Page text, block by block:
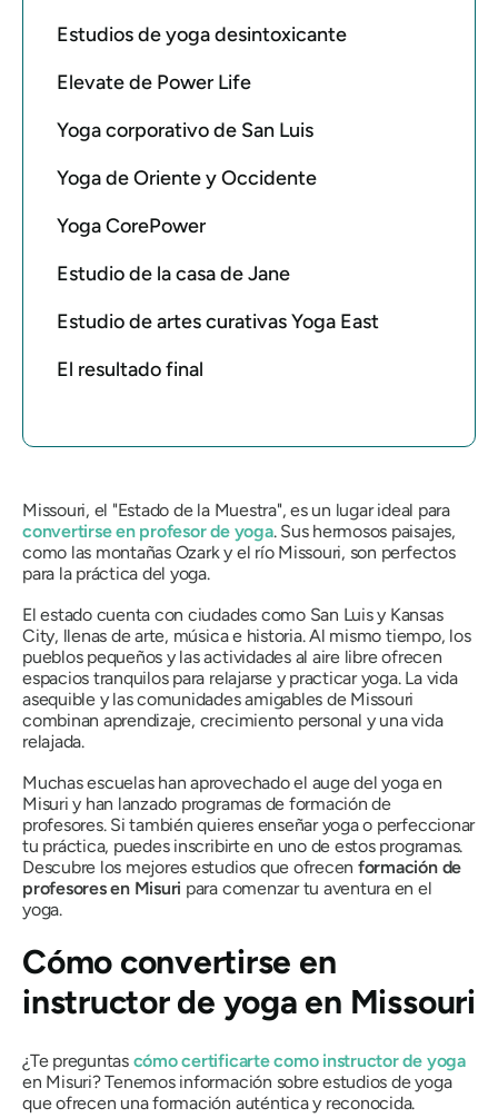
Estudios de yoga desintoxicante
Elevate de Power Life
Yoga corporativo de San Luis
Yoga de Oriente y Occidente
Yoga CorePower
Estudio de la casa de Jane
Estudio de artes curativas Yoga East
El resultado final
Missouri, el "Estado de la Muestra", es un lugar ideal para
convertirse en profesor de yoga. Sus hermosos paisajes,
como las montañas Ozark y el río Missouri, son perfectos
para la práctica del yoga.
El estado cuenta con ciudades como San Luis y Kansas
City, llenas de arte, música e historia. Al mismo tiempo, los
pueblos pequeños y las actividades al aire libre ofrecen
espacios tranquilos para relajarse y practicar yoga. La vida
asequible y las comunidades amigables de Missouri
combinan aprendizaje, crecimiento personal y una vida
relajada.
Muchas escuelas han aprovechado el auge del yoga en
Misuri y han lanzado programas de formación de
profesores. Si también quieres enseñar yoga o perfeccionar
tu práctica, puedes inscribirte en uno de estos programas.
Descubre los mejores estudios que ofrecen formación de
profesores en Misuri para comenzar tu aventura en el
yoga.
Cómo convertirse en
instructor de yoga en Missouri
¿Te preguntas cómo certificarte como instructor de yoga
en Misuri? Tenemos información sobre estudios de yoga
que ofrecen una formación auténtica y reconocida.